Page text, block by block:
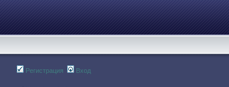
Регистрация Вход